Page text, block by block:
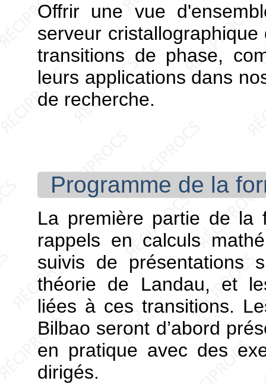
Offrir une vue
serveur
transitions de phase,
leurs applications dans
de recherche.
Programme de la
La première partie de la
rappels en calculs
suivis de présentations
théorie de Landau, et
liées à ces transitions.
Bilbao seront d’abord
en pratique avec des
dirigés.